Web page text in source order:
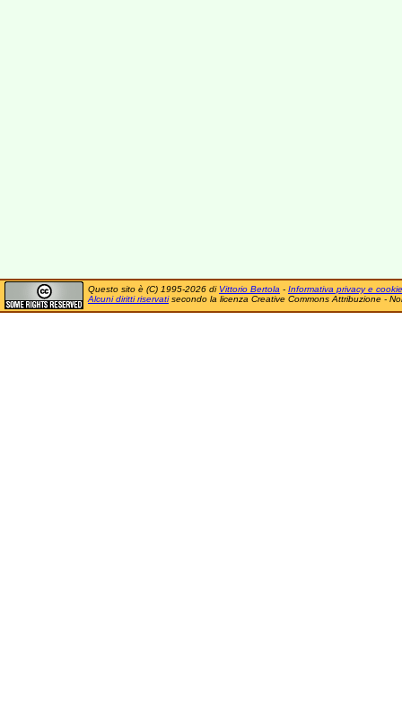
Questo sito è (C) 1995-2026 di Vittorio Bertola - Informativa privacy e cookie
Alcuni diritti riservatisecondo la licenza Creative Commons Attribuzione -